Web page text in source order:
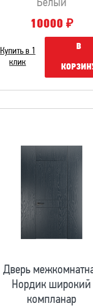
Белый
10000 ₽
Купить в 1
клик
В
Дверь
Нордик широкий
компланар